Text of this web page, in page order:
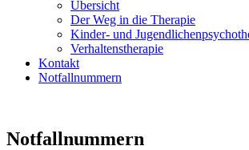
Übersicht
Der Weg in die Therapie
Kinder- und
Verhaltenstherapie
Kontakt
Notfallnummern
Notfallnummern